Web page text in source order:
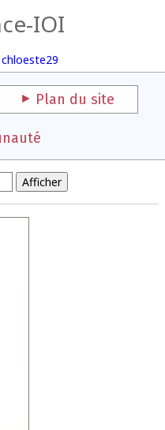
IOI
Plan du site